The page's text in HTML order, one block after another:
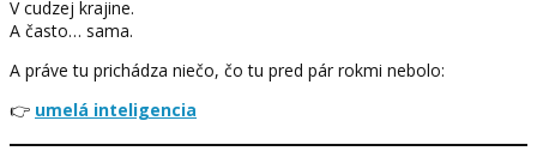
V cudzej krajine.
A často… sama.
A práve tu prichádza niečo, čo tu pred pár rokmi nebolo:
👉 umelá inteligencia